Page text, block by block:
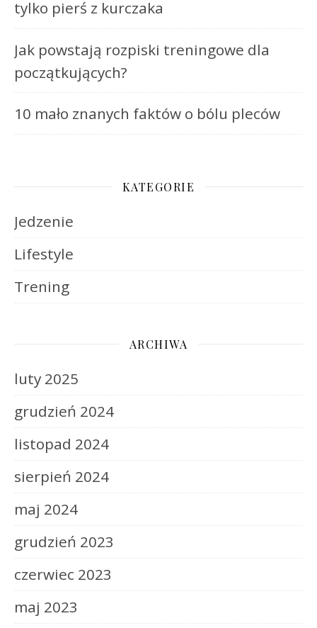
tylko pierś z kurczaka
Jak powstają rozpiski treningowe dla
początkujących?
10 mało znanych faktów o bólu pleców
KATEGORIE
Jedzenie
Lifestyle
Trening
ARCHIWA
luty 2025
grudzień 2024
listopad 2024
sierpień 2024
maj 2024
grudzień 2023
czerwiec 2023
maj 2023